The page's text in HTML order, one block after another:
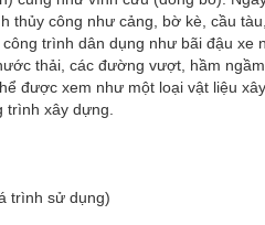
thủy công như cảng, bờ kè, cầu
trình dân dụng như bãi đậu xe
thải, các đường vượt, hầm ngầm.
được xem như một loại vật liệu
xây dựng.
trình sử dụng)